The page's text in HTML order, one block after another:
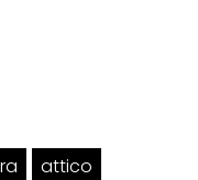
attico